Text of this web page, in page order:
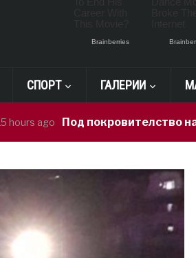
СПОРТ ГАЛЕРИИ
Под покровителство на